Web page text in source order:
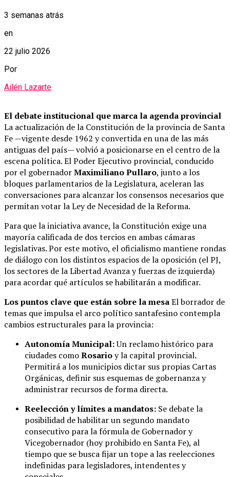
3 semanas atrás
en
22 julio 2026
Por
Ailén Lazarte
El debate institucional que marca la agenda provincial
La actualización de la Constitución de la provincia de Santa
Fe —vigente desde 1962 y convertida en una de las más
antiguas del país— volvió a posicionarse en el centro de la
escena política. El Poder Ejecutivo provincial, conducido
por el gobernadorMaximiliano Pullaro, junto a los
bloques parlamentarios de la Legislatura, aceleran las
conversaciones para alcanzar los consensos necesarios que
permitan votar la Ley de Necesidad de la Reforma.
Para que la iniciativa avance, la Constitución exige una
mayoría calificada de dos tercios en ambas cámaras
legislativas. Por este motivo, el oficialismo mantiene rondas
de diálogo con los distintos espacios de la oposición (el PJ,
los sectores de la Libertad Avanza y fuerzas de izquierda)
para acordar qué artículos se habilitarán a modificar.
Los puntos clave que están sobre la mesaEl borrador de
temas que impulsa el arco político santafesino contempla
cambios estructurales para la provincia:
Autonomía Municipal:Un reclamo histórico para
ciudades comoRosarioy la capital provincial.
Permitirá a los municipios dictar sus propias Cartas
Orgánicas, definir sus esquemas de gobernanza y
administrar recursos de forma directa.
Reelección y límites a mandatos: Se debate la
posibilidad de habilitar un segundo mandato
consecutivo para la fórmula de Gobernador y
Vicegobernador (hoy prohibido en Santa Fe), al
tiempo que se busca fijar un tope a las reelecciones
indefinidas para legisladores, intendentes y